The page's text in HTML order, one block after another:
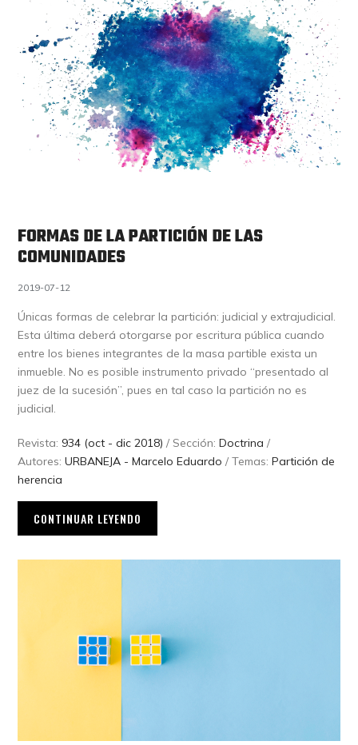
FORMAS DE LA PARTICIÓN DE LAS
COMUNIDADES
2019-07-12
Únicas formas de celebrar la partición: judicial y extrajudicial.
Esta última deberá otorgarse por escritura pública cuando
entre los bienes integrantes de la masa partible exista un
inmueble. No es posible instrumento privado “presentado al
juez de la sucesión”, pues en tal caso la partición no es
judicial.
Revista: 934 (oct - dic 2018) / Sección:Doctrina /
Autores:URBANEJA - Marcelo Eduardo / Temas:Partición de
herencia
CONTINUAR LEYENDO